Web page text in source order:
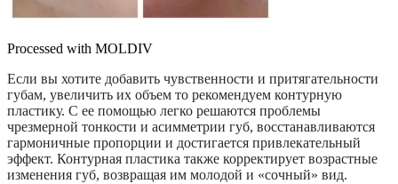
Processed with MOLDIV
Если вы хотите добавить чувственности и притягательности
губам, увеличить их объем то рекомендуем контурную
пластику. С ее помощью легко решаются проблемы
чрезмерной тонкости и асимметрии губ, восстанавливаются
гармоничные пропорции и достигается привлекательный
эффект. Контурная пластика также корректирует возрастные
изменения губ, возвращая им молодой и «сочный» вид.